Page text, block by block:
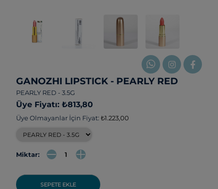
GANOZHI LIPSTICK - PEARLY RED
PEARLY RED - 3.5G
Üye Fiyatı: ₺813,80
Üye Olmayanlar İçin Fiyat: ₺1.223,00
Miktar:
SEPETE EKLE